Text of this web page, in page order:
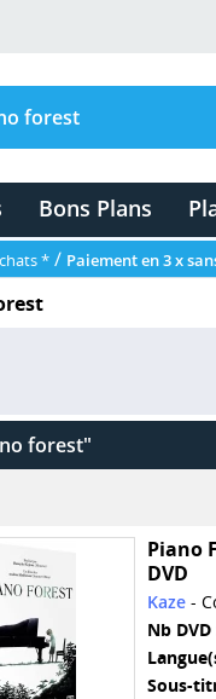
Bons Plans
* / Paiement en 3 x
forest"
Piano
DVD
Kaze-
Nb DVD
Sous-